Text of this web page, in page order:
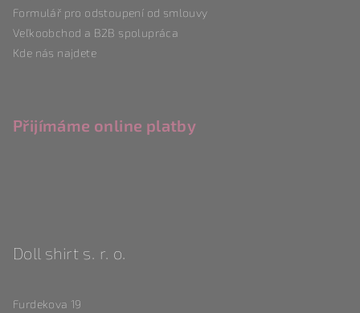
Formulář pro odstoupení od smlouvy
Veľkoobchod a B2B spolupráca
Kde nás najdete
Přijímáme online platby
Doll shirt s. r. o.
Furdekova 19